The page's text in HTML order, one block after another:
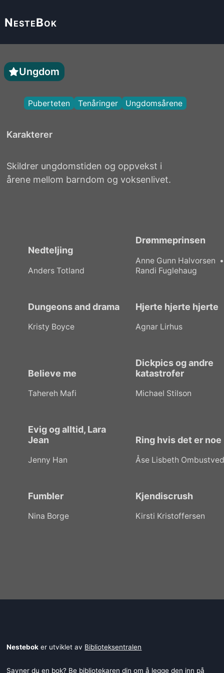
NesteBok
Ungdom
Puberteten Tenåringer Ungdomsårene
Karakterer
Skildrer ungdomstiden og oppvekst i
årene mellom barndom og voksenlivet.
Nedteljing
Anders Totland
Drømmeprinsen
Anne Gunn Halvorsen
Randi Fuglehaug
Dungeons and drama
Kristy Boyce
Hjerte hjerte hjerte
Agnar Lirhus
Believe me
Tahereh Mafi
Dickpics og andre
katastrofer
Michael Stilson
Evig og alltid, Lara
Jean
Jenny Han
Ring hvis det er noe
Åse Lisbeth
Fumbler
Nina Borge
Kjendiscrush
Kirsti Kristoffersen
Nestebok er utviklet av Biblioteksentralen
Savner du en bok? Be bibliotekaren din om å legge den inn på